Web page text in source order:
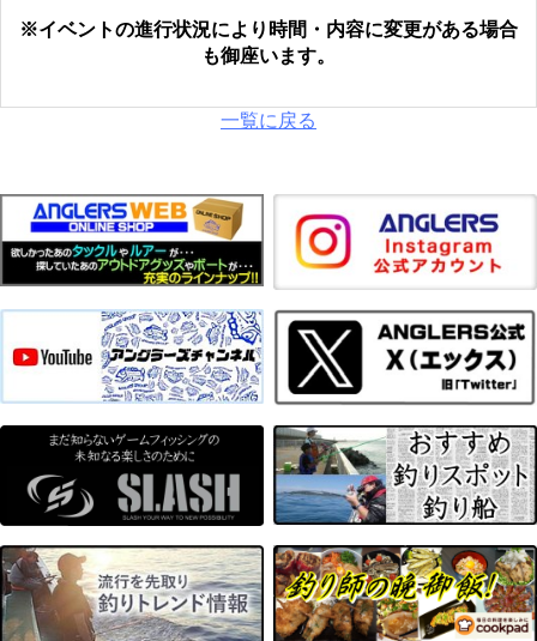
※イベントの進行状況により時間・内容に変更がある場合
も御座います。
一覧に戻る